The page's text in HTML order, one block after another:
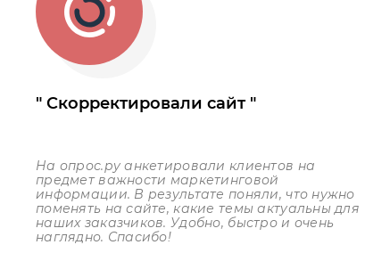
Скорректировали сайт
На опрос.ру анкетировали клиентов на
предмет важности маркетинговой
информации. В результате поняли, что нужно
поменять на сайте, какие темы актуальны для
наших заказчиков. Удобно, быстро и очень
наглядно. Спасибо!